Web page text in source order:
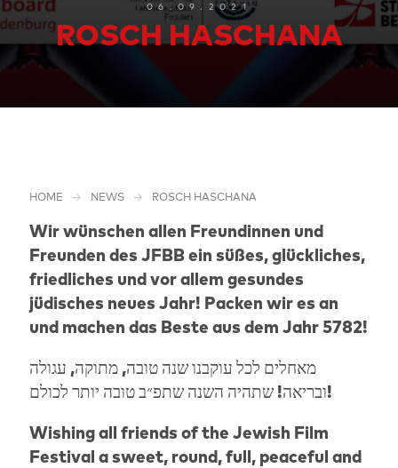
06.09.2021
ROSCH HASCHANA
HOME NEWS ROSCH HASCHANA
Wir wünschen allen Freundinnen und
Freunden des JFBB ein süßes, glückliches,
friedliches und vor allem gesundes
jüdisches neues Jahr! Packen wir es an
und machen das Beste aus dem Jahr 5782!
מאחלים לכל עוקבנו שנה טובה, מתוקה, עגולה
ובריאה! שתהיה השנה שתפ״ב טובה יותר לכולם!
Wishing all friends of the Jewish Film
Festival a sweet, round, full, peaceful and